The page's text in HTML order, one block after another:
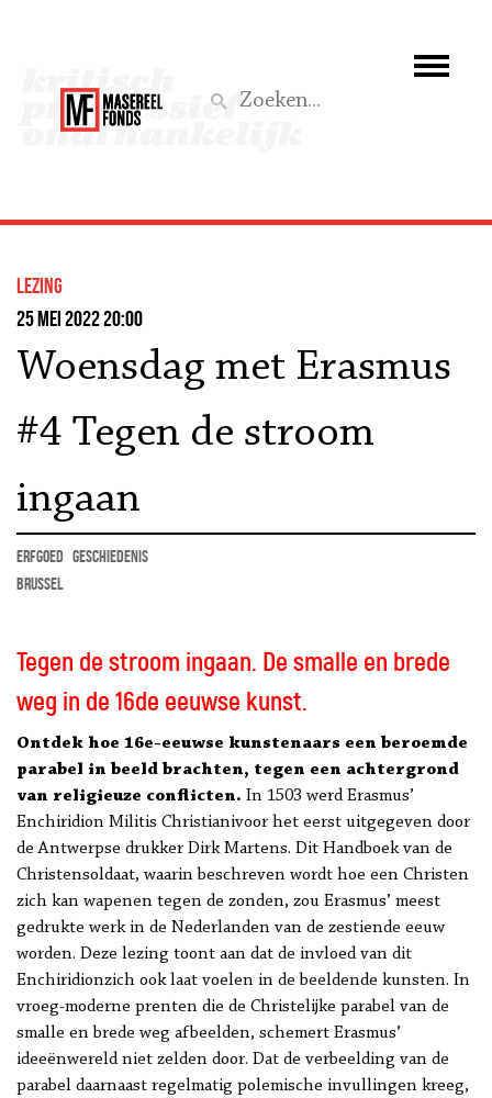
Wat we doen
Aktief
lezing
25 mei 2022 20:00
Woensdag met Erasmus
#4 Tegen de stroom
ingaan
erfgoed geschiedenis
Brussel
Tegen de stroom ingaan. De smalle en brede
weg in de 16de eeuwse kunst.
Ontdek hoe 16e-eeuwse kunstenaars een beroemde
parabel in beeld brachten, tegen een achtergrond
van religieuze conflicten. In 1503 werd Erasmus’
Enchiridion Militis Christianivoor het eerst uitgegeven door
de Antwerpse drukker Dirk Martens. Dit Handboek van de
Christensoldaat, waarin beschreven wordt hoe een Christen
zich kan wapenen tegen de zonden, zou Erasmus’ meest
gedrukte werk in de Nederlanden van de zestiende eeuw
worden. Deze lezing toont aan dat de invloed van dit
Enchiridionzich ook laat voelen in de beeldende kunsten. In
vroeg-moderne prenten die de Christelijke parabel van de
smalle en brede weg afbeelden, schemert Erasmus’
ideeënwereld niet zelden door. Dat de verbeelding van de
parabel daarnaast regelmatig polemische invullingen kreeg,